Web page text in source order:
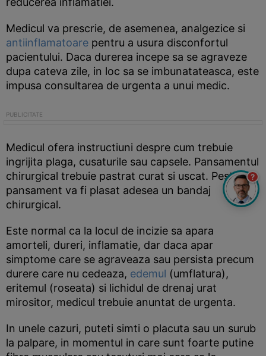
Medicul va prescrie, de asemenea, analgezice si
antiinflamatoare pentru a usura disconfortul
pacientului. Daca durerea incepe sa se agraveze
dupa cateva zile, in loc sa se imbunatateasca, este
impusa consultarea de urgenta a unui medic.
Medicul ofera instructiuni despre cum trebuie
ingrijita plaga, cusaturile sau capsele. Pansamentul
chirurgical trebuie pastrat curat si uscat. Peste
pansament va fi plasat adesea un bandaj
chirurgical.
Este normal ca la locul de incizie sa apara
amorteli, dureri, inflamatie, dar daca apar
simptome care se agraveaza sau persista precum
durere care nu cedeaza, edemul (umflatura),
eritemul (roseata) si lichidul de drenaj urat
mirositor, medicul trebuie anuntat de urgenta.
In unele cazuri, puteti simti o placuta sau un surub
la palpare, in momentul in care sunt foarte putine
?